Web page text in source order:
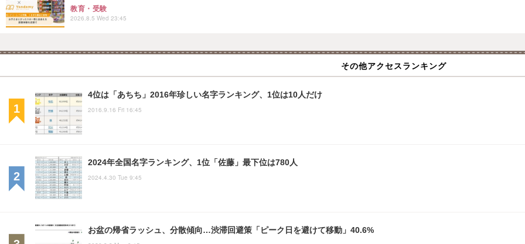
教育・受験
2026.8.5 Wed 23:45
その他アクセスランキング
4位は「あちち」2016年珍しい名字ランキング、1位は10人だけ
2016.9.16 Fri 16:45
2024年全国名字ランキング、1位「佐藤」最下位は780人
2024.4.30 Tue 9:45
お盆の帰省ラッシュ、分散傾向…渋滞回避策「ピーク日を避けて移動」40.6%